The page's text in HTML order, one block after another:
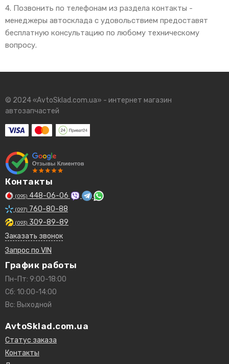
4. Позвонить по телефонам из раздела контакты -
менеджеры автосклада с удовольствием предоставят
бесплатную консультацию по любому техническому
вопросу.
© 2024 «AvtoSklad.com.ua» - интернет магазин
автозапчастей
Контакты
(095) 448-06-06
(097) 760-80-88
(093) 309-89-89
Заказать звонок
Запрос по VIN
График работы
Пн-Пт: 9:00-18:00
Сб: 10:00-14:00
Вс: Выходной
AvtoSklad.com.ua
Статус заказа
Контакты